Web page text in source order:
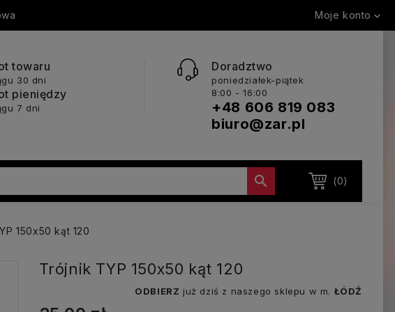
Moje konto 
towaru
30 dni
pieniędzy
7 dni
Doradztwo
poniedziałek-piątek
8:00 - 16:00
+48 606 819 083
biuro@zar.pl
(0)

150x50 kąt 120
Trójnik TYP 150x50 kąt 120
ODBIERZ już dziś z naszego sklepu w m. ŁÓDŹ